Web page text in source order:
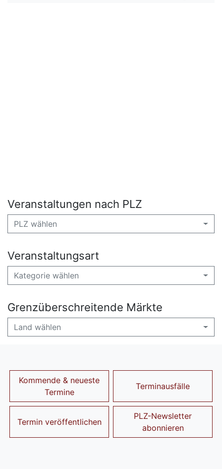
Veranstaltungen nach PLZ
PLZ wählen
Veranstaltungsart
Kategorie wählen
Grenzüberschreitende Märkte
Land wählen
Kommende & neueste
Termine
Terminausfälle
Termin veröffentlichen
PLZ-Newsletter
abonnieren